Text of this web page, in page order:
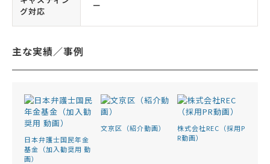
グ対応
ー
主な実績／事例
日本弁護士国民年金
基金（加入勧奨用 動
画）
文京区（紹介動画）
株式会社REC（採用P
R動画）